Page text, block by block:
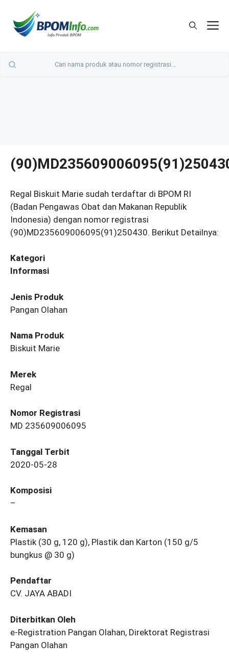
Regal Biskuit Marie sudah terdaftar di BPOM RI
(Badan Pengawas Obat dan Makanan Republik
Indonesia) dengan nomor registrasi
(90)MD235609006095(91)250430. Berikut Detailnya:
Kategori
Informasi
Jenis Produk
Pangan Olahan
Nama Produk
Biskuit Marie
Merek
Regal
Nomor Registrasi
MD 235609006095
Tanggal Terbit
2020-05-28
Komposisi
–
Kemasan
Plastik (30 g, 120 g), Plastik dan Karton (150 g/5
bungkus @ 30 g)
Pendaftar
CV. JAYA ABADI
Diterbitkan Oleh
e-Registration Pangan Olahan, Direktorat Registrasi
Pangan Olahan